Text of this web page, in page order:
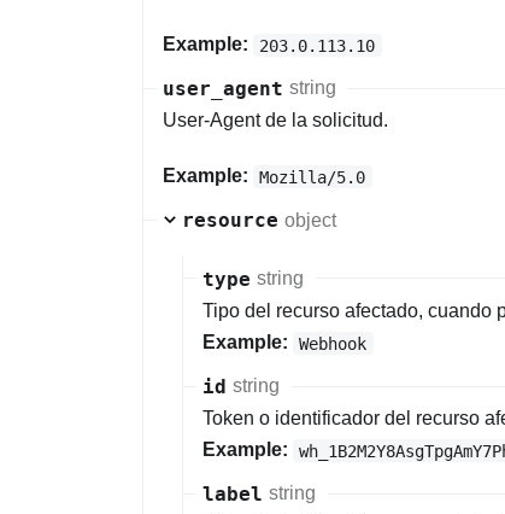
Example: 203.0.113.10
user_agent string
User-Agent de la solicitud.
Example: Mozilla/5.0
resource object
type string
Tipo del recurso afectado, cuando
Example:
Webhook
id string
Token o identificador del recurso
Example:
label string